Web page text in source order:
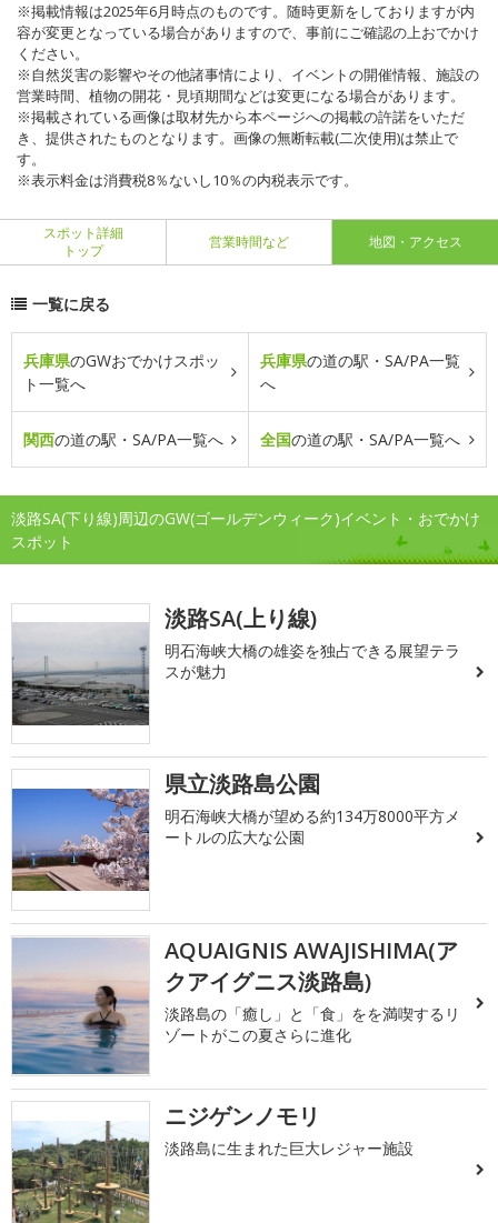
※掲載情報は2025年6月時点のものです。随時更新をしておりますが内
容が変更となっている場合がありますので、事前にご確認の上おでかけ
ください。
※自然災害の影響やその他諸事情により、イベントの開催情報、施設の
営業時間、植物の開花・見頃期間などは変更になる場合があります。
※掲載されている画像は取材先から本ページへの掲載の許諾をいただ
き、提供されたものとなります。画像の無断転載(二次使用)は禁止で
す。
※表示料金は消費税8％ないし10％の内税表示です。
スポット詳細
トップ
営業時間など 地図・アクセス
一覧に戻る
兵庫県のGWおでかけスポッ
ト一覧へ
兵庫県の道の駅・SA/PA一覧
へ
関西の道の駅・SA/PA一覧へ 全国の道の駅・SA/PA一覧へ
淡路SA(下り線)周辺のGW(ゴールデンウィーク)イベント・おでかけ
スポット
淡路SA(上り線)
明石海峡大橋の雄姿を独占できる展望テラ
スが魅力
県立淡路島公園
明石海峡大橋が望める約134万8000平方メ
ートルの広大な公園
AQUAIGNIS AWAJISHIMA(ア
クアイグニス淡路島)
淡路島の「癒し」と「食」をを満喫するリ
ゾートがこの夏さらに進化
ニジゲンノモリ
淡路島に生まれた巨大レジャー施設